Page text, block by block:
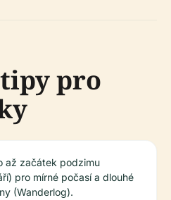
pro
až začátek podzimu
pro mírné počasí a dlouhé
(Wanderlog).